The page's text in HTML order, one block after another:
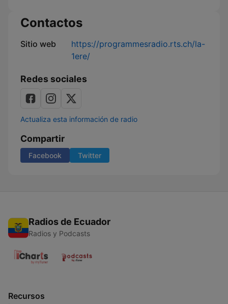
Contactos
Sitio web
https://programmesradio.rts.ch/la-
1ere/
Redes sociales
Actualiza esta información de radio
Compartir
Facebook Twitter
Radios de Ecuador
Radios y Podcasts
Recursos